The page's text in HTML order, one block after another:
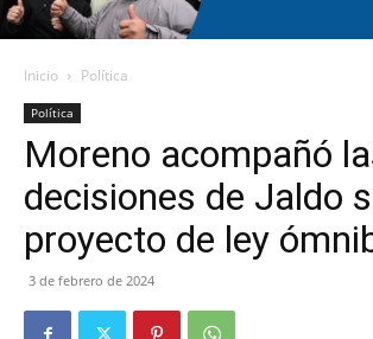
Inicio Política
Política
Moreno acompañó
decisiones de Jaldo
proyecto de ley
3 de febrero de 2024